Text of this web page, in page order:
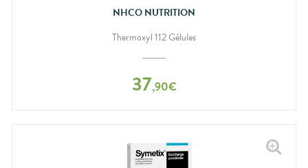
NHCO NUTRITION
Thermoxyl 112 Gélules
37,90€